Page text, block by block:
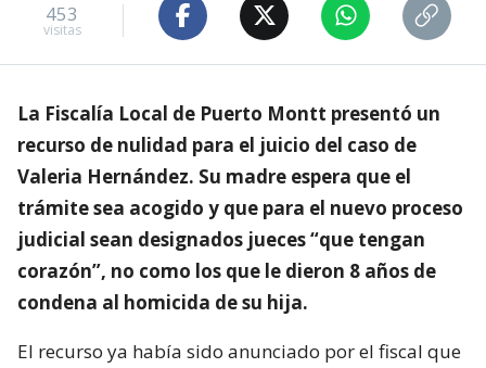
453
visitas
La Fiscalía Local de Puerto Montt presentó un
recurso de nulidad para el juicio del caso de
Valeria Hernández. Su madre espera que el
trámite sea acogido y que para el nuevo proceso
judicial sean designados jueces “que tengan
corazón”, no como los que le dieron 8 años de
condena al homicida de su hija.
El recurso ya había sido anunciado por el fiscal que